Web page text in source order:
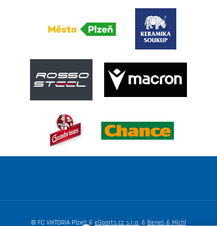
© FC VIKTORIA Plzeň & eSports.cz s.r.o. & Beneš & Michl